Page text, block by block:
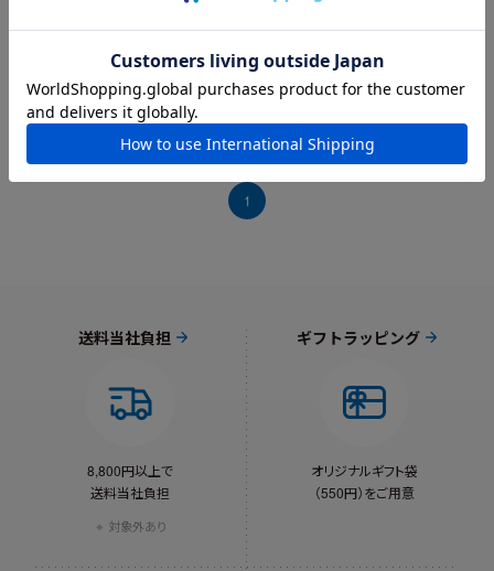
ツを抜く際、かなり注意していても、シールがはがれてしま
い、残念な状態になります。ご注意ください。
1
送料当社負担
8,800円以上で
送料当社負担
対象外あり
ギフトラッピング
オリジナルギフト袋
（550円）をご用意